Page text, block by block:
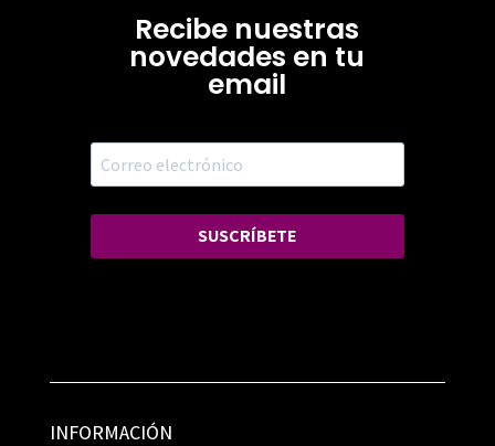
Recibe nuestras
novedades en tu
email
SUSCRÍBETE
INFORMACIÓN